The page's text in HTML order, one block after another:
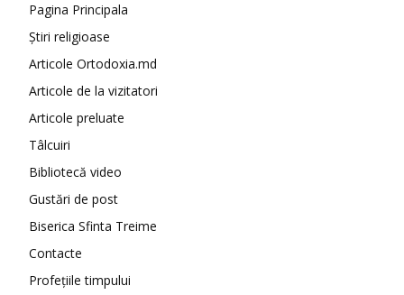
Pagina Principala
Știri religioase
Articole Ortodoxia.md
Articole de la vizitatori
Articole preluate
Tâlcuiri
Bibliotecă video
Gustări de post
Biserica Sfinta Treime
Contacte
Profețiile timpului